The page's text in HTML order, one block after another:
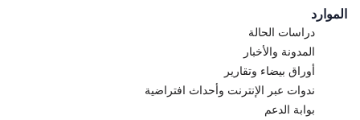
الموارد
دراسات الحالة
المدونة والأخبار
أوراق بيضاء وتقارير
ندوات عبر الإنترنت وأحداث افتراضية
بوابة الدعم